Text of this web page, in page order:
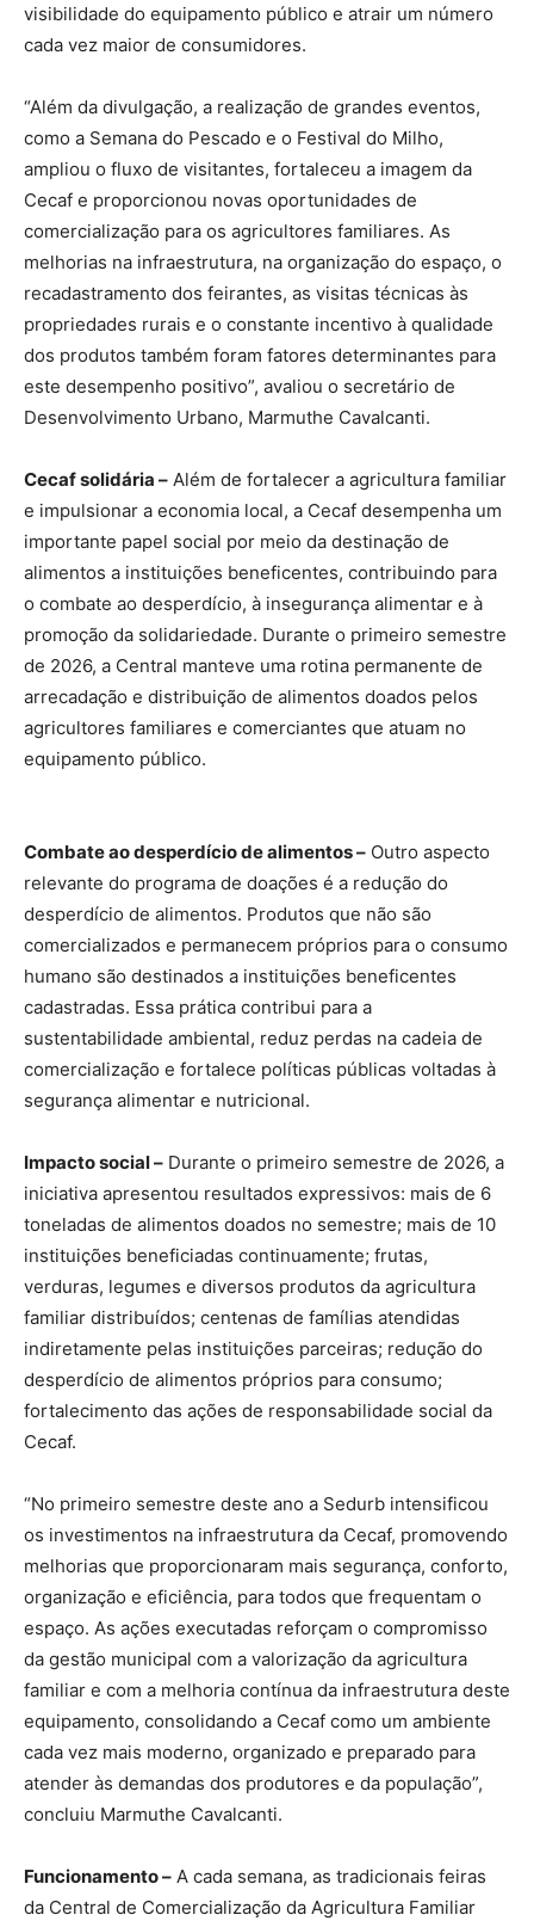
visibilidade do equipamento público e atrair um número
cada vez maior de consumidores.
“Além da divulgação, a realização de grandes eventos,
como a Semana do Pescado e o Festival do Milho,
ampliou o fluxo de visitantes, fortaleceu a imagem da
Cecaf e proporcionou novas oportunidades de
comercialização para os agricultores familiares. As
melhorias na infraestrutura, na organização do espaço, o
recadastramento dos feirantes, as visitas técnicas às
propriedades rurais e o constante incentivo à qualidade
dos produtos também foram fatores determinantes para
este desempenho positivo”, avaliou o secretário de
Desenvolvimento Urbano, Marmuthe Cavalcanti.
Cecaf solidária – Além de fortalecer a agricultura familiar
e impulsionar a economia local, a Cecaf desempenha um
importante papel social por meio da destinação de
alimentos a instituições beneficentes, contribuindo para
o combate ao desperdício, à insegurança alimentar e à
promoção da solidariedade. Durante o primeiro semestre
de 2026, a Central manteve uma rotina permanente de
arrecadação e distribuição de alimentos doados pelos
agricultores familiares e comerciantes que atuam no
equipamento público.
Combate ao desperdício de alimentos – Outro aspecto
relevante do programa de doações é a redução do
desperdício de alimentos. Produtos que não são
comercializados e permanecem próprios para o consumo
humano são destinados a instituições beneficentes
cadastradas. Essa prática contribui para a
sustentabilidade ambiental, reduz perdas na cadeia de
comercialização e fortalece políticas públicas voltadas à
segurança alimentar e nutricional.
Impacto social – Durante o primeiro semestre de 2026, a
iniciativa apresentou resultados expressivos: mais de 6
toneladas de alimentos doados no semestre; mais de 10
instituições beneficiadas continuamente; frutas,
verduras, legumes e diversos produtos da agricultura
familiar distribuídos; centenas de famílias atendidas
indiretamente pelas instituições parceiras; redução do
desperdício de alimentos próprios para consumo;
fortalecimento das ações de responsabilidade social da
Cecaf.
“No primeiro semestre deste ano a Sedurb intensificou
os investimentos na infraestrutura da Cecaf, promovendo
melhorias que proporcionaram mais segurança, conforto,
organização e eficiência, para todos que frequentam o
espaço. As ações executadas reforçam o compromisso
da gestão municipal com a valorização da agricultura
familiar e com a melhoria contínua da infraestrutura deste
equipamento, consolidando a Cecaf como um ambiente
cada vez mais moderno, organizado e preparado para
atender às demandas dos produtores e da população”,
concluiu Marmuthe Cavalcanti.
Funcionamento – A cada semana, as tradicionais feiras
da Central de Comercialização da Agricultura Familiar